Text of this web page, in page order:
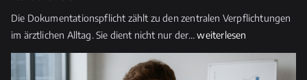
Die Dokumentationspflicht zählt zu den zentralen Verpflichtungen
im ärztlichen Alltag. Sie dient nicht nur der…Dokumentationspflicht
in
der
weiterlesen